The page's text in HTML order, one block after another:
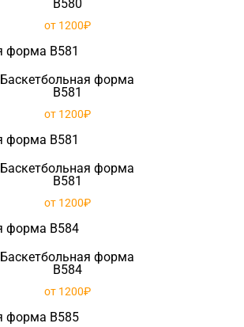
B580
от 1200₽
Баскетбольная форма
B581
от 1200₽
Баскетбольная форма
B581
от 1200₽
Баскетбольная форма
B584
от 1200₽